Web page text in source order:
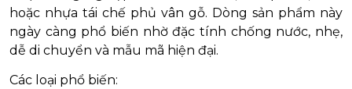
hoặc nhựa tái chế phủ vân gỗ. Dòng sản phẩm này
ngày càng phổ biến nhờ đặc tính chống nước, nhẹ,
dễ di chuyển và mẫu mã hiện đại.
Các loại phổ biến: